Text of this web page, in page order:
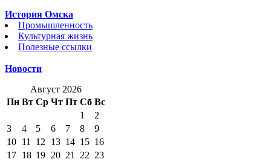
История Омска
Промышленность
Культурная жизнь
Полезные ссылки
Новости
Август 2026
Пн Вт Ср Чт Пт Сб Вс
1
2
3
4 5 6 7 8
9
10 11 12 13 14 15 16
17 18 19 20 21 22 23